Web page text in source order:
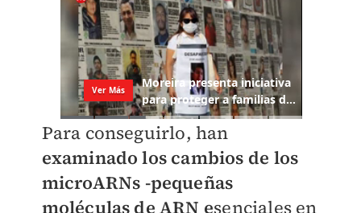
Para conseguirlo, han
examinado los cambios de los
microARNs -pequeñas
moléculas de ARN esenciales en